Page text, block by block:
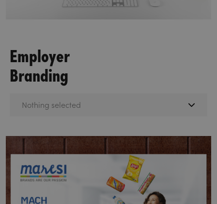
Employer
Branding
Nothing selected